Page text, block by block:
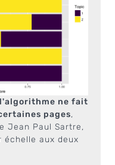
l'algorithme ne fait
pages,
Jean Paul Sartre,
aux deux